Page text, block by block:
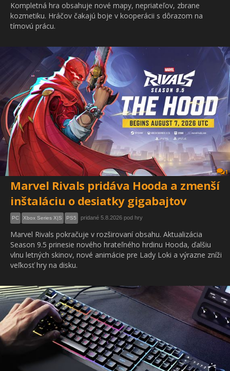
Kompletná hra obsahuje nové mapy, nepriateľov, zbrane
kozmetiku. Hráčov čakajú boje v kooperácii s dôrazom na
tímovú prácu.
1
Marvel Rivals pridáva Hooda a zmenší
inštaláciu o desiatky gigabajtov
PC Xbox Series X|S PS5 pridané 5.8.2026 pod hry
Marvel Rivals pokračuje v rozširovaní obsahu. Aktualizácia
Season 9.5 prinesie nového hrateľného hrdinu Hooda, ďalšiu
vlnu letných skinov, nové animácie pre Lady Loki a výrazne zníži
veľkosť hry na disku.